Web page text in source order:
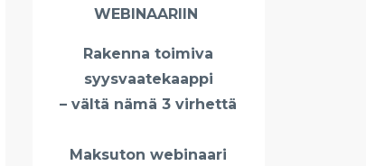
WEBINAARIIN
Rakenna toimiva
syysvaatekaappi
– vältä nämä 3 virhettä
Maksuton webinaari